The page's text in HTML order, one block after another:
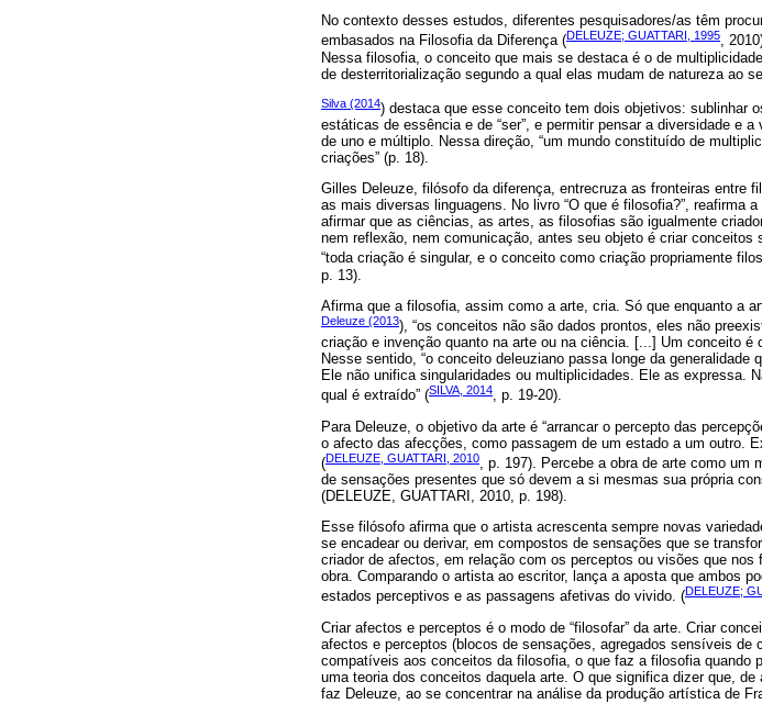
No contexto desses estudos, diferentes pesquisadores/as têm
embasados na Filosofia da Diferença (DELEUZE; GUATTARI, 1995,
Nessa filosofia, o conceito que mais se destaca é o de
de desterritorialização segundo a qual elas mudam de natureza ao
Silva (2014) destaca que esse conceito tem dois objetivos: sublinhar
estáticas de essência e de “ser”, e permitir pensar a diversidade e
de uno e múltiplo. Nessa direção, “um mundo constituído de
criações” (p. 18).
Gilles Deleuze, filósofo da diferença, entrecruza as fronteiras entre
as mais diversas linguagens. No livro “O que é filosofia?”, reafirma
afirmar que as ciências, as artes, as filosofias são igualmente
nem reflexão, nem comunicação, antes seu objeto é criar
“toda criação é singular, e o conceito como criação propriamente
p. 13).
Afirma que a filosofia, assim como a arte, cria. Só que enquanto a
Deleuze (2013), “os conceitos não são dados prontos, eles não
criação e invenção quanto na arte ou na ciência. [...] Um conceito
Nesse sentido, “o conceito deleuziano passa longe da
Ele não unifica singularidades ou multiplicidades. Ele as expressa.
qual é extraído” (SILVA, 2014, p. 19-20).
Para Deleuze, o objetivo da arte é “arrancar o percepto das
o afecto das afecções, como passagem de um estado a um outro.
(DELEUZE, GUATTARI, 2010, p. 197). Percebe a obra de arte como um
de sensações presentes que só devem a si mesmas sua própria
(DELEUZE, GUATTARI, 2010, p. 198).
Esse filósofo afirma que o artista acrescenta sempre novas
se encadear ou derivar, em compostos de sensações que se
criador de afectos, em relação com os perceptos ou visões que
obra. Comparando o artista ao escritor, lança a aposta que ambos
estados perceptivos e as passagens afetivas do vivido. (DELEUZE;
Criar afectos e perceptos é o modo de “filosofar” da arte. Criar
afectos e perceptos (blocos de sensações, agregados sensíveis
compatíveis aos conceitos da filosofia, o que faz a filosofia quando
uma teoria dos conceitos daquela arte. O que significa dizer que,
faz Deleuze, ao se concentrar na análise da produção artística de